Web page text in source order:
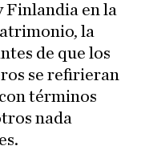
Finlandia en la
la
de que los
se refirieran
términos
nada